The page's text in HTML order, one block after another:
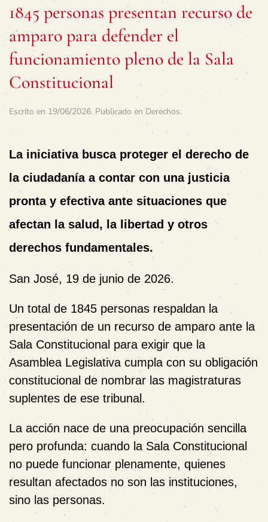
1845 personas presentan recurso de
amparo para defender el
funcionamiento pleno de la Sala
Constitucional
Escrito en 19/06/2026. Publicado en Derechos.
La iniciativa busca proteger el derecho de
la ciudadanía a contar con una justicia
pronta y efectiva ante situaciones que
afectan la salud, la libertad y otros
derechos fundamentales.
San José, 19 de junio de 2026.
Un total de 1845 personas respaldan la
presentación de un recurso de amparo ante la
Sala Constitucional para exigir que la
Asamblea Legislativa cumpla con su obligación
constitucional de nombrar las magistraturas
suplentes de ese tribunal.
La acción nace de una preocupación sencilla
pero profunda: cuando la Sala Constitucional
no puede funcionar plenamente, quienes
resultan afectados no son las instituciones,
sino las personas.